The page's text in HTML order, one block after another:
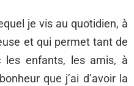
je vis au quotidien, à
et qui permet tant de
les enfants, les amis, à
que j’ai d’avoir la